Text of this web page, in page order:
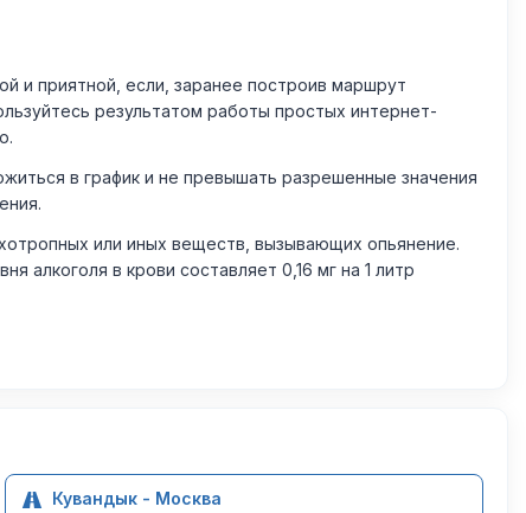
и приятной, если, заранее построив маршрут
результатом работы простых интернет-
в график и не превышать разрешенные значения
или иных веществ, вызывающих опьянение.
алкоголя в крови составляет 0,16 мг на 1 литр
Кувандык - Москва